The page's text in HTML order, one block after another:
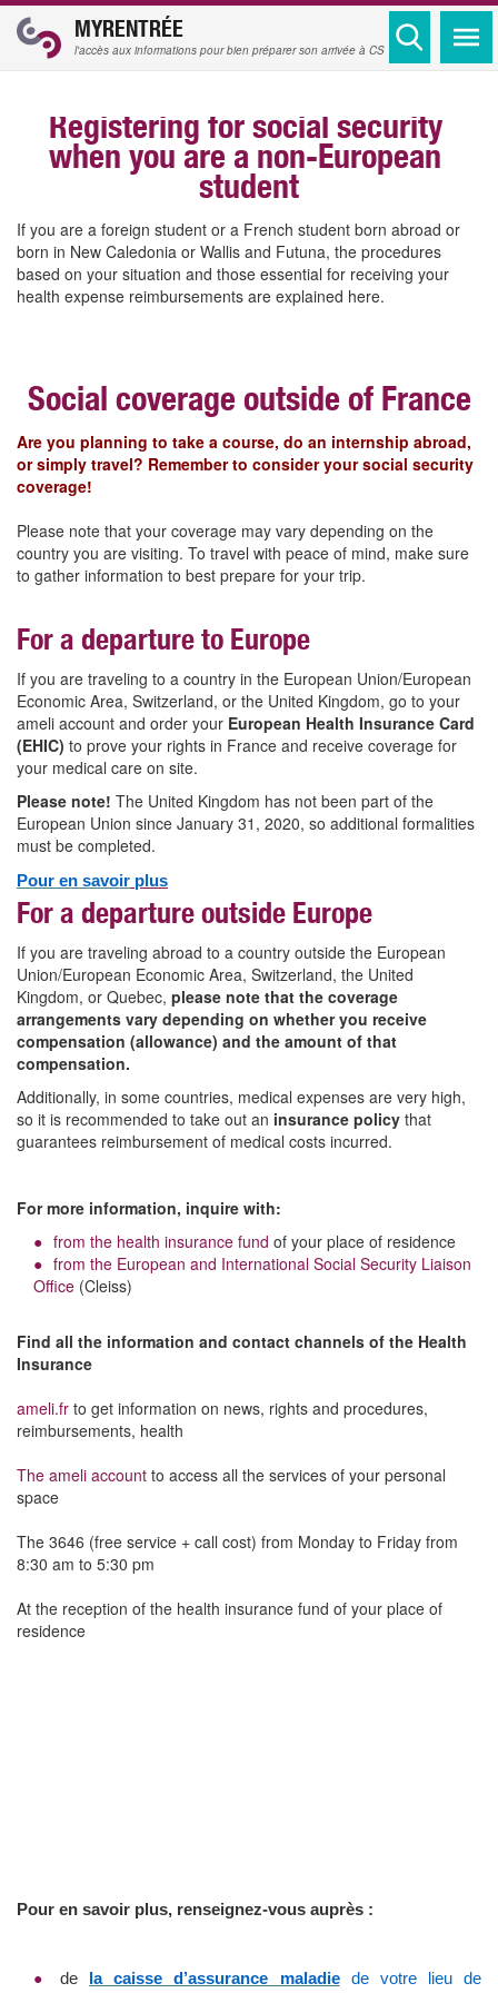
MYRENTRÉE
l'accès aux informations pour bien préparer son arrivée à CS
Registering for social security
when you are a non-European
student
If you are a foreign student or a French student born abroad or
born in New Caledonia or Wallis and Futuna, the procedures
based on your situation and those essential for receiving your
health expense reimbursements are explained here.
Social coverage outside of France
Are you planning to take a course, do an internship abroad,
or simply travel? Remember to consider your social security
coverage!
Please note that your coverage may vary depending on the
country you are visiting. To travel with peace of mind, make sure
to gather information to best prepare for your trip.
For a departure to Europe
If you are traveling to a country in the European Union/European
Economic Area, Switzerland, or the United Kingdom, go to your
ameli account and order your European Health Insurance Card
(EHIC) to prove your rights in France and receive coverage for
your medical care on site.
Please note! The United Kingdom has not been part of the
European Union since January 31, 2020, so additional formalities
must be completed.
Pour en savoir plus
For a departure outside Europe
If you are traveling abroad to a country outside the European
Union/European Economic Area, Switzerland, the United
Kingdom, or Quebec, please note that the coverage
arrangements vary depending on whether you receive
compensation (allowance) and the amount of that
compensation.
Additionally, in some countries, medical expenses are very high,
so it is recommended to take out an insurance policy that
guarantees reimbursement of medical costs incurred.
For more information, inquire with:
from the health insurance fund of your place of residence
from the European and International Social Security Liaison
Office (Cleiss)
Find all the information and contact channels of the Health
Insurance
ameli.fr to get information on news, rights and procedures,
reimbursements, health
The ameli account to access all the services of your personal
space
The 3646 (free service + call cost) from Monday to Friday from
8:30 am to 5:30 pm
At the reception of the health insurance fund of your place of
residence
Pour en savoir plus, renseignez-vous auprès :
de la caisse d’assurance maladie de votre lieu de